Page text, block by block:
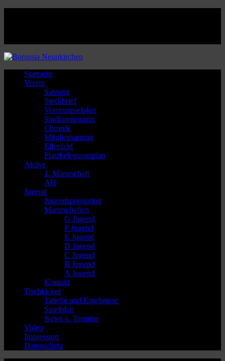
Startseite
Verein
Satzung
Steckbrief
Vereinsspielplan
Stadionmagazin
Chronik
Mitgliedsantrag
Ellenfeld
Platzbelegungsplan
Aktive
1. Mannschaft
AH
Jugend
Jugendsponsoring
Mannschaften
G Jugend
F Jugend
E Jugend
D Jugend
C Jugend
B Jugend
A Jugend
Kontakt
Tischkicker
Tabelle und Ergebnisse
Spielplan
News u. Termine
Video
Impressum
Datenschutz